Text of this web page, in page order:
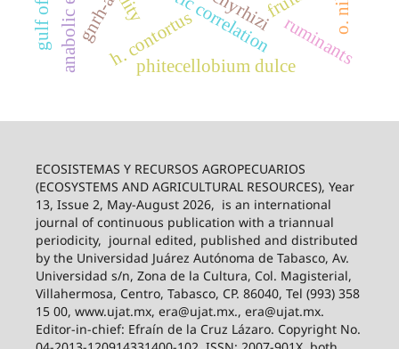
h. contortus
phitecellobium dulce
gnrh-a ruminants
ECOSISTEMAS Y RECURSOS AGROPECUARIOS
(ECOSYSTEMS AND AGRICULTURAL RESOURCES), Year
13, Issue 2, May-August 2026, is an international
journal of continuous publication with a triannual
periodicity, journal edited, published and distributed
by the Universidad Juárez Autónoma de Tabasco, Av.
Universidad s/n, Zona de la Cultura, Col. Magisterial,
Villahermosa, Centro, Tabasco, CP. 86040, Tel (993) 358
15 00, www.ujat.mx, era@ujat.mx., era@ujat.mx.
Editor-in-chief: Efraín de la Cruz Lázaro. Copyright No.